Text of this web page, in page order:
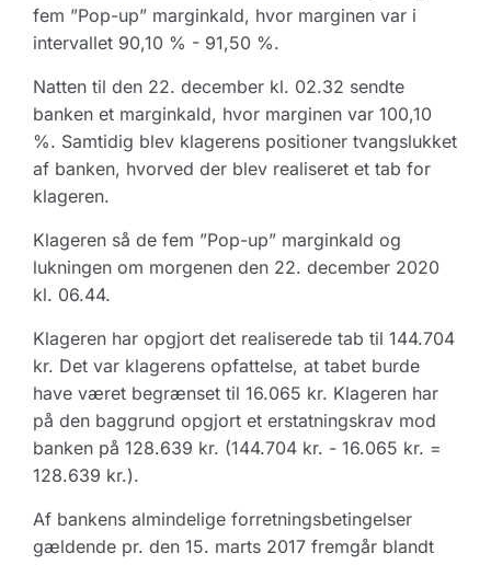
fem ”Pop-up” marginkald, hvor marginen var i
intervallet 90,10 % - 91,50 %.
Natten til den 22. december kl. 02.32 sendte
banken et marginkald, hvor marginen var 100,10
%. Samtidig blev klagerens positioner tvangslukket
af banken, hvorved der blev realiseret et tab for
klageren.
Klageren så de fem ”Pop-up” marginkald og
lukningen om morgenen den 22. december 2020
kl. 06.44.
Klageren har opgjort det realiserede tab til 144.704
kr. Det var klagerens opfattelse, at tabet burde
have været begrænset til 16.065 kr. Klageren har
på den baggrund opgjort et erstatningskrav mod
banken på 128.639 kr. (144.704 kr. - 16.065 kr. =
128.639 kr.).
Af bankens almindelige forretningsbetingelser
gældende pr. den 15. marts 2017 fremgår blandt